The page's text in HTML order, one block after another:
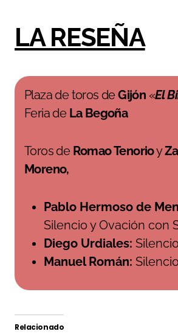
LA RESEÑA
Plaza de toros deGijón «El
Feria de La Begoña
Toros de Romao Tenorioy
Moreno,
Pablo Hermoso de
Silencio y Ovación con
Diego Urdiales:
Manuel Román:
Relacionado